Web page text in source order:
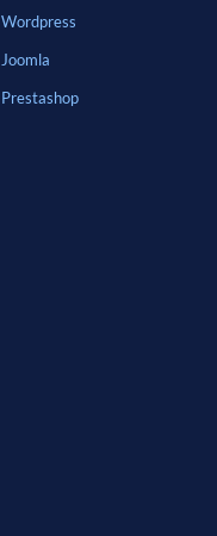
Wordpress
Joomla
Prestashop